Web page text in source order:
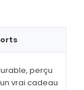
perçu
vrai cadeau